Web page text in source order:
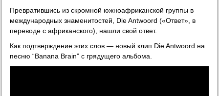
Превратившись из скромной южноафриканской группы в
международных знаменитостей, Die Antwoord («Ответ», в
переводе с африканского), нашли свой ответ.
Как подтверждение этих слов — новый клип Die Antwoord на
песню “Banana Brain” с грядущего альбома.